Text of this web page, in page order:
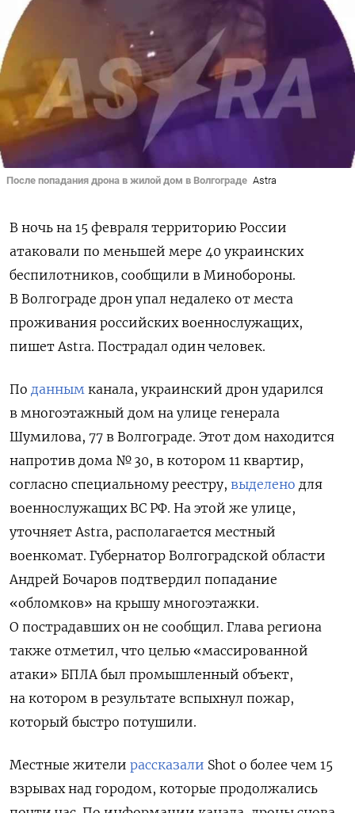
После попадания дрона в жилой дом в Волгограде Astra
В ночь на 15 февраля территорию России
атаковали по меньшей мере 40 украинских
беспилотников, сообщили в Минобороны.
В Волгограде дрон упал недалеко от места
проживания российских военнослужащих,
пишет Astra. Пострадал один человек.
По данным канала, украинский дрон ударился
в многоэтажный дом на улице генерала
Шумилова, 77 в Волгограде. Этот дом находится
напротив дома № 30, в котором 11 квартир,
согласно специальному реестру, выделено для
военнослужащих ВС РФ. На этой же улице,
уточняет Astra, располагается местный
военкомат. Губернатор Волгоградской области
Андрей Бочаров подтвердил попадание
«обломков» на крышу многоэтажки.
О пострадавших он не сообщил. Глава региона
также отметил, что целью «массированной
атаки» БПЛА был промышленный объект,
на котором в результате вспыхнул пожар,
который быстро потушили.
Местные жители рассказали Shot о более чем 15
взрывах над городом, которые продолжались